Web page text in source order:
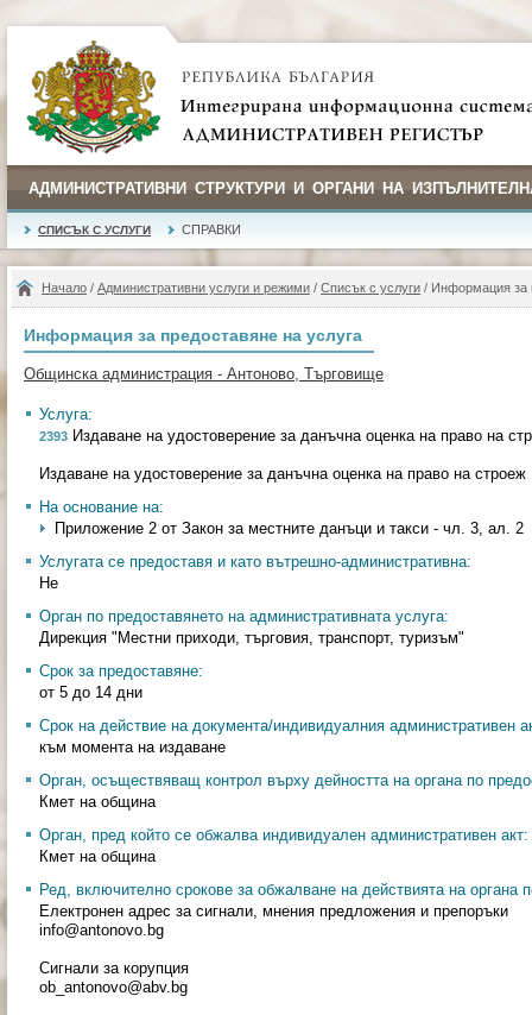
АДМИНИСТРАТИВНИ СТРУКТУРИ И ОРГАНИ НА
СПИСЪК С УСЛУГИ СПРАВКИ
Начало / Административни услуги и режими / Списък с услуги / Информация за
Информация за предоставяне на услуга
Общинска администрация - Антоново, Търговище
Услуга:
2393 Издаване на удостоверение за данъчна оценка на право на
Издаване на удостоверение за данъчна оценка на право на строеж
На основание на:
Приложение 2 от Закон за местните данъци и такси - чл. 3, ал. 2
Услугата се предоставя и като вътрешно-административна:
Не
Орган по предоставянето на административната услуга:
Дирекция "Местни приходи, търговия, транспорт, туризъм"
Срок за предоставяне:
от 5 до 14 дни
Срок на действие на документа/индивидуалния административен
към момента на издаване
Орган, осъществяващ контрол върху дейността на органа по
Кмет на община
Орган, пред който се обжалва индивидуален административен акт:
Кмет на община
Ред, включително срокове за обжалване на действията на органа
Електронен адрес за сигнали, мнения предложения и препоръки
info@antonovo.bg
Сигнали за корупция
ob_antonovo@abv.bg